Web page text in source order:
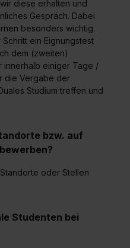
und „Social
die Einwilligung
die USA (Art. 49 Abs. 1
über kein
(EuGH – Schrems
Einwilligung jederzeit mit
teilweise über unsere
Informationen zu den
Klick auf „Details
diese erhalten und
Gespräch. Dabei
besonders wichtig.
ein Eignungstest
dem (zweiten)
innerhalb einiger Tage /
die Vergabe der
Studium treffen und
bzw. auf
oder Stellen
Studenten bei